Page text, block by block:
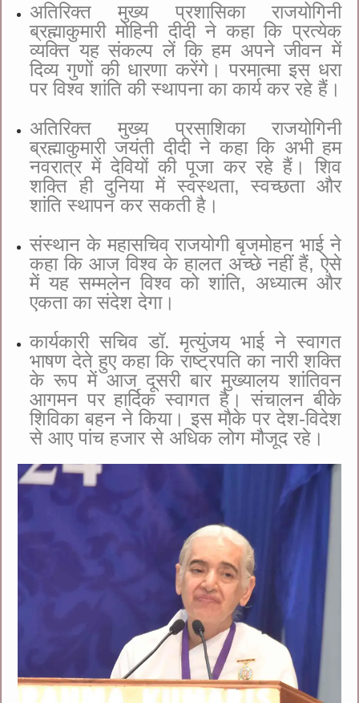
अतिरिक्त मुख्य प्रशासिका राजयोगिनी
ब्रह्माकुमारी मोहिनी दीदी ने कहा कि प्रत्येक
व्यक्ति यह संकल्प लें कि हम अपने जीवन में
दिव्य गुणों की धारणा करेंगे। परमात्मा इस धरा
पर विश्व शांति की स्थापना का कार्य कर रहे हैं।
अतिरिक्त मुख्य प्रसाशिका राजयोगिनी
ब्रह्माकुमारी जयंती दीदी ने कहा कि अभी हम
नवरात्र में देवियों की पूजा कर रहे हैं। शिव
शक्ति ही दुनिया में स्वस्थता, स्वच्छता और
शांति स्थापन कर सकती है।
संस्थान के महासचिव राजयोगी बृजमोहन भाई ने
कहा कि आज विश्व के हालत अच्छे नहीं हैं, ऐसे
में यह सम्मलेन विश्व को शांति, अध्यात्म और
एकता का संदेश देगा।
कार्यकारी सचिव डॉ. मृत्युंजय भाई ने स्वागत
भाषण देते हुए कहा कि राष्ट्रपति का नारी शक्ति
के रूप में आज दूसरी बार मुख्यालय शांतिवन
आगमन पर हार्दिक स्वागत है। संचालन बीके
शिविका बहन ने किया। इस मौके पर देश-विदेश
से आए पांच हजार से अधिक लोग मौजूद रहे।